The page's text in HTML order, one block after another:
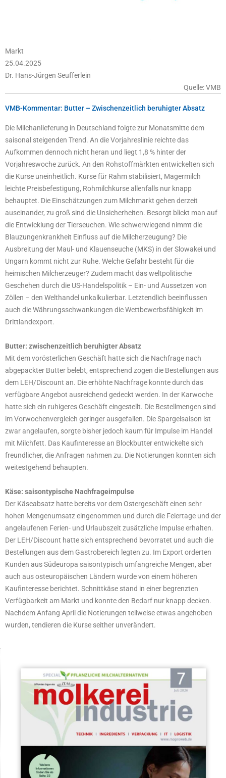
Markt
25.04.2025
Dr. Hans-Jürgen Seufferlein
Quelle: VMB
VMB-Kommentar: Butter – Zwischenzeitlich beruhigter Absatz
Die Milchanlieferung in Deutschland folgte zur Monatsmitte dem
saisonal steigenden Trend. An die Vorjahreslinie reichte das
Aufkommen dennoch nicht heran und liegt 1,8 % hinter der
Vorjahreswoche zurück. An den Rohstoffmärkten entwickelten sich
die Kurse uneinheitlich. Kurse für Rahm stabilisiert, Magermilch
leichte Preisbefestigung, Rohmilchkurse allenfalls nur knapp
behauptet. Die Einschätzungen zum Milchmarkt gehen derzeit
auseinander, zu groß sind die Unsicherheiten. Besorgt blickt man auf
die Entwicklung der Tierseuchen. Wie schwerwiegend nimmt die
Blauzungenkrankheit Einfluss auf die Milcherzeugung? Die
Ausbreitung der Maul- und Klauenseuche (MKS) in der Slowakei und
Ungarn kommt nicht zur Ruhe. Welche Gefahr besteht für die
heimischen Milcherzeuger? Zudem macht das weltpolitische
Geschehen durch die US-Handelspolitik – Ein- und Aussetzen von
Zöllen – den Welthandel unkalkulierbar. Letztendlich beeinflussen
auch die Währungsschwankungen die Wettbewerbsfähigkeit im
Drittlandexport.
Butter: zwischenzeitlich beruhigter Absatz
Mit dem vorösterlichen Geschäft hatte sich die Nachfrage nach
abgepackter Butter belebt, entsprechend zogen die Bestellungen aus
dem LEH/Discount an. Die erhöhte Nachfrage konnte durch das
verfügbare Angebot ausreichend gedeckt werden. In der Karwoche
hatte sich ein ruhigeres Geschäft eingestellt. Die Bestellmengen sind
im Vorwochenvergleich geringer ausgefallen. Die Spargelsaison ist
zwar angelaufen, sorgte bisher jedoch kaum für Impulse im Handel
mit Milchfett. Das Kaufinteresse an Blockbutter entwickelte sich
freundlicher, die Anfragen nahmen zu. Die Notierungen konnten sich
weitestgehend behaupten.
Käse: saisontypische Nachfrageimpulse
Der Käseabsatz hatte bereits vor dem Ostergeschäft einen sehr
hohen Mengenumsatz eingenommen und durch die Feiertage und der
angelaufenen Ferien- und Urlaubszeit zusätzliche Impulse erhalten.
Der LEH/Discount hatte sich entsprechend bevorratet und auch die
Bestellungen aus dem Gastrobereich legten zu. Im Export orderten
Kunden aus Südeuropa saisontypisch umfangreiche Mengen, aber
auch aus osteuropäischen Ländern wurde von einem höheren
Kaufinteresse berichtet. Schnittkäse stand in einer begrenzten
Verfügbarkeit am Markt und konnte den Bedarf nur knapp decken.
Nachdem Anfang April die Notierungen teilweise etwas angehoben
wurden, tendieren die Kurse seither unverändert.